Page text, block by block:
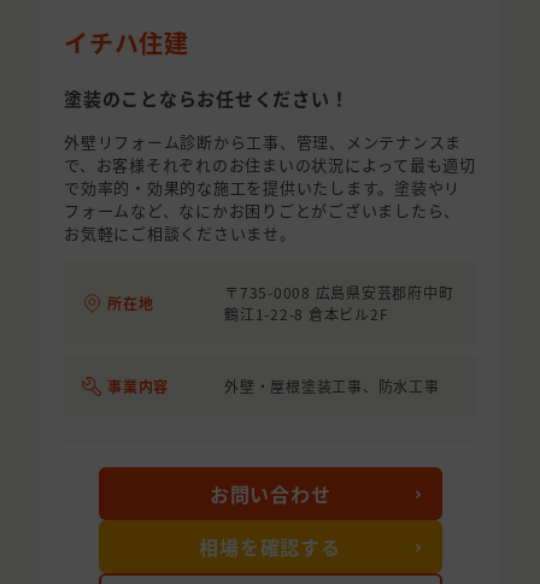
イチハ住建
塗装のことならお任せください！
外壁リフォーム診断から工事、管理、メンテナンスま
で、お客様それぞれのお住まいの状況によって最も適切
で効率的・効果的な施工を提供いたします。塗装やリ
フォームなど、なにかお困りごとがございましたら、
お気軽にご相談くださいませ。
所在地
〒735-0008 広島県安芸郡府中町
鶴江1-22-8 倉本ビル2F
事業内容 外壁・屋根塗装工事、防水工事
お問い合わせ
相場を確認する